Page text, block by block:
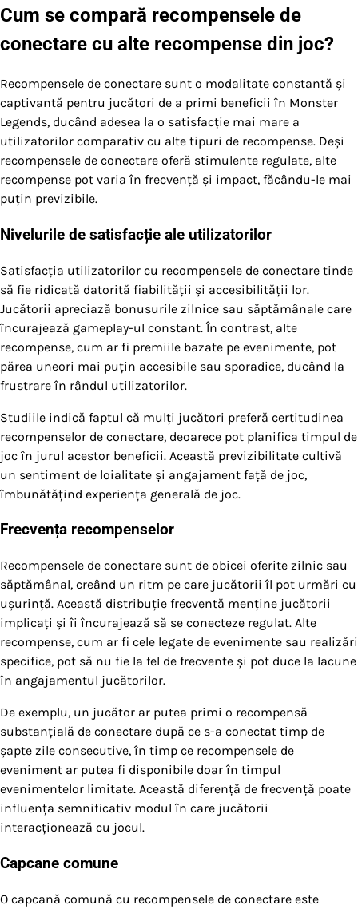
Cum se compară recompensele de
conectare cu alte recompense din joc?
Recompensele de conectare sunt o modalitate constantă și
captivantă pentru jucători de a primi beneficii în Monster
Legends, ducând adesea la o satisfacție mai mare a
utilizatorilor comparativ cu alte tipuri de recompense. Deși
recompensele de conectare oferă stimulente regulate, alte
recompense pot varia în frecvență și impact, făcându-le mai
puțin previzibile.
Nivelurile de satisfacție ale utilizatorilor
Satisfacția utilizatorilor cu recompensele de conectare tinde
să fie ridicată datorită fiabilității și accesibilității lor.
Jucătorii apreciază bonusurile zilnice sau săptămânale care
încurajează gameplay-ul constant. În contrast, alte
recompense, cum ar fi premiile bazate pe evenimente, pot
părea uneori mai puțin accesibile sau sporadice, ducând la
frustrare în rândul utilizatorilor.
Studiile indică faptul că mulți jucători preferă certitudinea
recompenselor de conectare, deoarece pot planifica timpul de
joc în jurul acestor beneficii. Această previzibilitate cultivă
un sentiment de loialitate și angajament față de joc,
îmbunătățind experiența generală de joc.
Frecvența recompenselor
Recompensele de conectare sunt de obicei oferite zilnic sau
săptămânal, creând un ritm pe care jucătorii îl pot urmări cu
ușurință. Această distribuție frecventă menține jucătorii
implicați și îi încurajează să se conecteze regulat. Alte
recompense, cum ar fi cele legate de evenimente sau realizări
specifice, pot să nu fie la fel de frecvente și pot duce la lacune
în angajamentul jucătorilor.
De exemplu, un jucător ar putea primi o recompensă
substanțială de conectare după ce s-a conectat timp de
șapte zile consecutive, în timp ce recompensele de
eveniment ar putea fi disponibile doar în timpul
evenimentelor limitate. Această diferență de frecvență poate
influența semnificativ modul în care jucătorii
interacționează cu jocul.
Capcane comune
O capcană comună cu recompensele de conectare este